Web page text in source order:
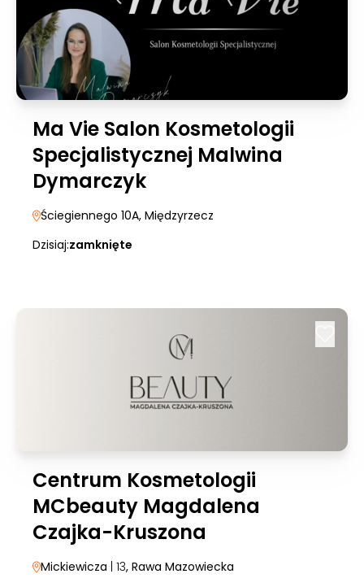
Ma Vie Salon Kosmetologii
Specjalistycznej Malwina
Dymarczyk
Ściegiennego 10A, Międzyrzecz
Dzisiaj:zamknięte
Centrum Kosmetologii
MCbeauty Magdalena
Czajka-Kruszona
Mickiewicza | 13, Rawa Mazowiecka